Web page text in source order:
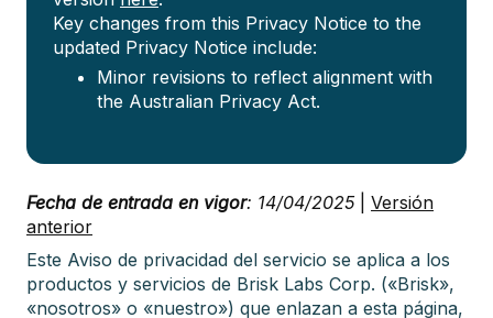
Key changes from this Privacy Notice to the
updated Privacy Notice include:
Minor revisions to reflect alignment with
the Australian Privacy Act.
Fecha de entrada en vigor: 14/04/2025
Versión
anterior
Este Aviso de privacidad del servicio se aplica a los
productos y servicios de Brisk Labs Corp. («Brisk»,
«nosotros» o «nuestro») que enlazan a esta página,